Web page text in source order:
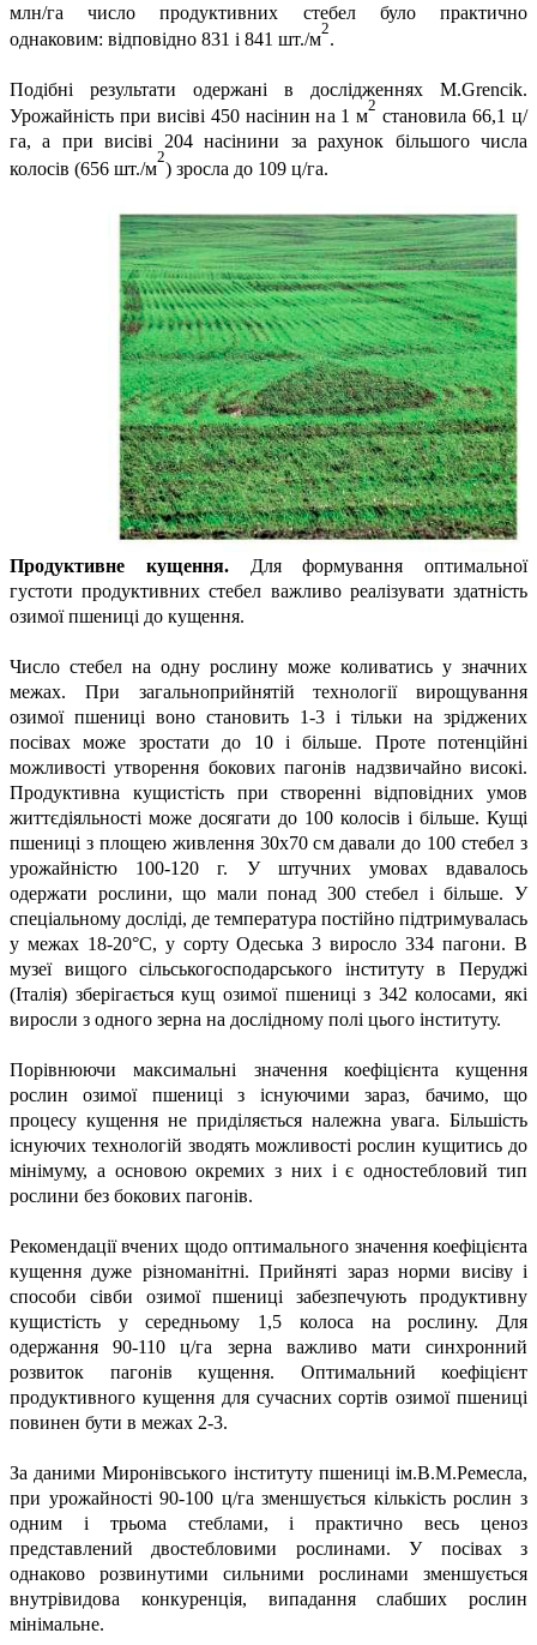
млн/га число продуктивних стебел було практично
однаковим: відповідно 831 і 841 шт./м
2
.
Подібні результати одержані в дослідженнях M.Grencik.
Урожайність при висіві 450 насінин на 1 м
2
становила 66,1 ц/
га, а при висіві 204 насінини за рахунок більшого числа
колосів (656 шт./м
2
) зросла до 109 ц/га.
Продуктивне кущення.Для формування оптимальної
густоти продуктивних стебел важливо реалізувати здатність
озимої пшениці до кущення.
Число стебел на одну рослину може коливатись у значних
межах. При загальноприйнятій технології вирощування
озимої пшениці воно становить 1-3 і тільки на зріджених
посівах може зростати до 10 і більше. Проте потенційні
можливості утворення бокових пагонів надзвичайно високі.
Продуктивна кущистість при створенні відповідних умов
життєдіяльності може досягати до 100 колосів і більше. Кущі
пшениці з площею живлення 30х70 см давали до 100 стебел з
урожайністю 100-120 г. У штучних умовах вдавалось
одержати рослини, що мали понад 300 стебел і більше. У
спеціальному досліді, де температура постійно підтримувалась
у межах 18-20°С, у сорту Одеська 3 виросло 334 пагони. В
музеї вищого сільськогосподарського інституту в Перуджі
(Італія) зберігається кущ озимої пшениці з 342 колосами, які
виросли з одного зерна на дослідному полі цього інституту.
Порівнюючи максимальні значення коефіцієнта кущення
рослин озимої пшениці з існуючими зараз, бачимо, що
процесу кущення не приділяється належна увага. Більшість
існуючих технологій зводять можливості рослин кущитись до
мінімуму, а основою окремих з них і є одностебловий тип
рослини без бокових пагонів.
Рекомендації вчених щодо оптимального значення коефіцієнта
кущення дуже різноманітні. Прийняті зараз норми висіву і
способи сівби озимої пшениці забезпечують продуктивну
кущистість у середньому 1,5 колоса на рослину. Для
одержання 90-110 ц/га зерна важливо мати синхронний
розвиток пагонів кущення. Оптимальний коефіцієнт
продуктивного кущення для сучасних сортів озимої пшениці
повинен бути в межах 2-3.
За даними Миронівського інституту пшениці ім.В.М.Ремесла,
при урожайності 90-100 ц/га зменшується кількість рослин з
одним і трьома стеблами, і практично весь ценоз
представлений двостебловими рослинами. У посівах з
однаково розвинутими сильними рослинами зменшується
внутрівидова конкуренція, випадання слабших рослин
мінімальне.